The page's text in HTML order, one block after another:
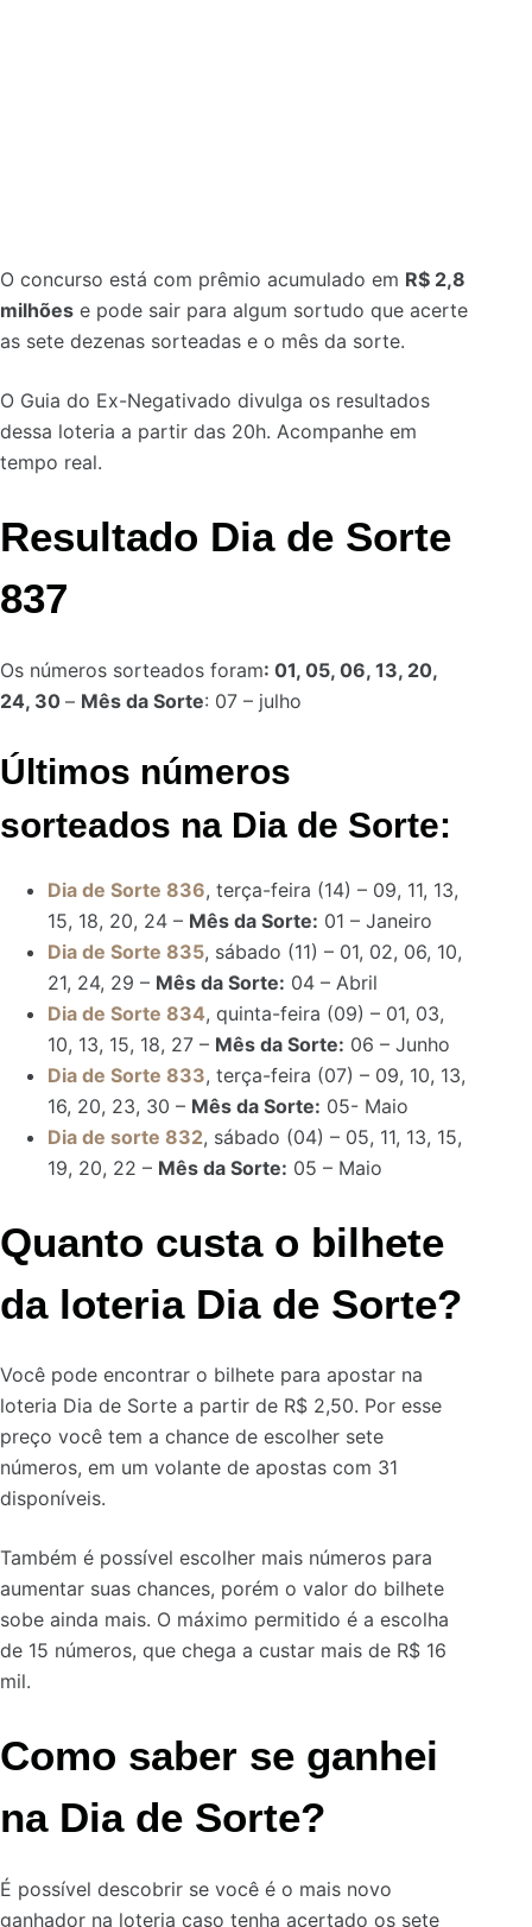
O concurso está com prêmio acumulado em R$ 2,8
milhões e pode sair para algum sortudo que acerte
as sete dezenas sorteadas e o mês da sorte.
O Guia do Ex-Negativado divulga os resultados
dessa loteria a partir das 20h. Acompanhe em
tempo real.
Resultado Dia de Sorte
837
Os números sorteados foram: 01, 05, 06, 13, 20,
24, 30 – Mês da Sorte: 07 – julho
Últimos números
sorteados na Dia de Sorte:
Dia de Sorte 836, terça-feira (14) – 09, 11, 13,
15, 18, 20, 24 – Mês da Sorte: 01 – Janeiro
Dia de Sorte 835, sábado (11) – 01, 02, 06, 10,
21, 24, 29 – Mês da Sorte: 04 – Abril
Dia de Sorte 834, quinta-feira (09) – 01, 03,
10, 13, 15, 18, 27 – Mês da Sorte: 06 – Junho
Dia de Sorte 833, terça-feira (07) – 09, 10, 13,
16, 20, 23, 30 – Mês da Sorte: 05- Maio
Dia de sorte 832, sábado (04) – 05, 11, 13, 15,
19, 20, 22 – Mês da Sorte: 05 – Maio
Quanto custa o bilhete
da loteria Dia de Sorte?
Você pode encontrar o bilhete para apostar na
loteria Dia de Sorte a partir de R$ 2,50. Por esse
preço você tem a chance de escolher sete
números, em um volante de apostas com 31
disponíveis.
Também é possível escolher mais números para
aumentar suas chances, porém o valor do bilhete
sobe ainda mais. O máximo permitido é a escolha
de 15 números, que chega a custar mais de R$ 16
mil.
Como saber se ganhei
na Dia de Sorte?
É possível descobrir se você é o mais novo
ganhador na loteria caso tenha acertado os sete